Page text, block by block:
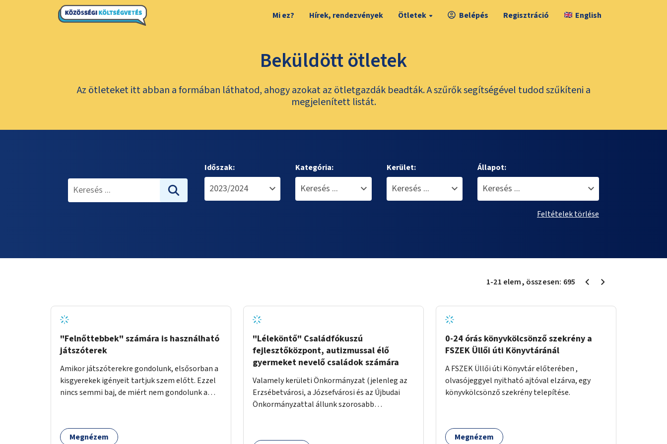
Mi ez? Hírek, rendezvények Ötletek Belépés Regisztráció English
Beküldött ötletek
Az ötleteket itt abban a formában láthatod, ahogy azokat az ötletgazdák beadták. A szűrők segítségével tudod szűkíteni a
megjelenített listát.
Időszak: Kategória: Kerület: Állapot:
Feltételek törlése
1-21 elem, összesen: 695
"Felnőttebbek" számára is használható
játszóterek
Amikor játszóterekre gondolunk, elsősorban a
kisgyerekek igényeit tartjuk szem előtt. Ezzel
nincs semmi baj, de miért nem gondolunk a
hogy szórakozzon a szabadban, ám nincs erre
kialakított infrastruktúra. Az idősebb
Megnézem
"Léleköntő" Családfókuszú
fejlesztőközpont, autizmussal élő
gyermeket nevelő családok számára
Valamely kerületi Önkormányzat (jelenleg az
Erzsébetvárosi, a Józsefvárosi és az Újbudai
Önkormányzattal állunk szorosabb
helyszínéül. Egy konkrét helyszínt már
0-24 órás könyvkölcsönző szekrény a
FSZEK Üllői úti Könyvtáránál
A FSZEK Üllői úti Könyvtár előterében ,
olvasójeggyel nyitható ajtóval elzárva, egy
könyvkölcsönző szekrény telepítése.
Megnézem